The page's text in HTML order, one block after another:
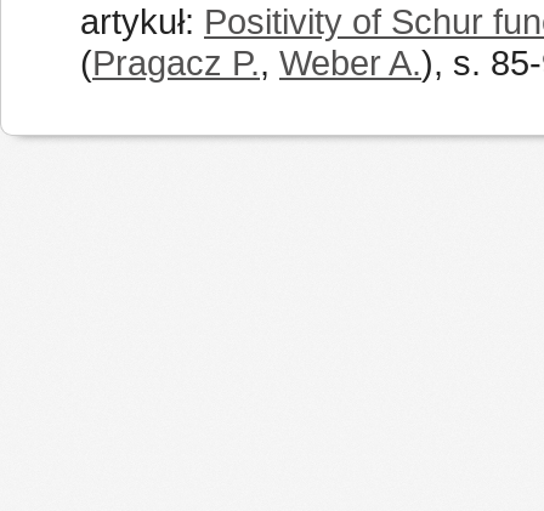
artykuł: Positivity of Schur
(Pragacz P., Weber A.), s.